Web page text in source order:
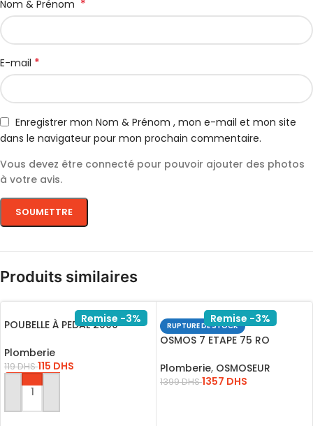
Nom & Prénom *
E-mail *
Enregistrer mon Nom & Prénom , mon e-mail et mon site
dans le navigateur pour mon prochain commentaire.
Vous devez être connecté pour pouvoir ajouter des photos
à votre avis.
Produits similaires
Remise -3%
POUBELLE À PEDAL 2000
Plomberie
119DHS115 DHS
AJOUTER AU PANIER
Remise -3%
RUPTURE DE STOCK
OSMOS 7 ETAPE 75 RO
Plomberie, OSMOSEUR
1399DHS1357 DHS